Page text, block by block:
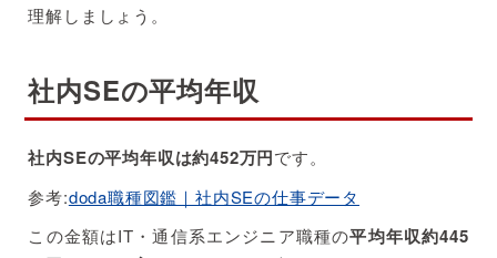
理解しましょう。
社内SEの平均年収
社内SEの平均年収は約452万円です。
参考:doda職種図鑑｜社内SEの仕事データ
この金額はIT・通信系エンジニア職種の平均年収約445